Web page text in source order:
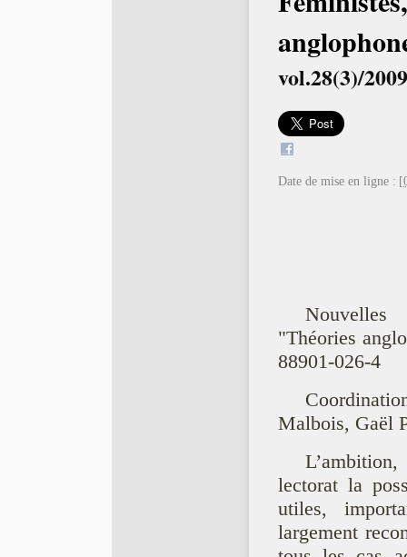
vol.28(3)/2009
Date de mise en ligne :
"Théories
88901-026-4
Malbois, Gaël
lectorat la
utiles,
largement